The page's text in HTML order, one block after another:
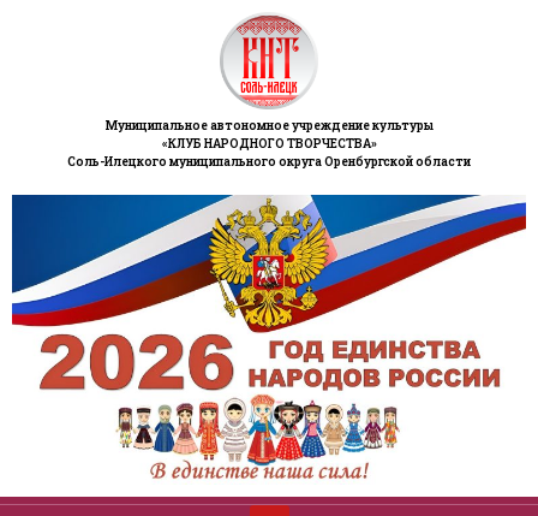
Муниципальное автономное учреждение культуры
«КЛУБ НАРОДНОГО ТВОРЧЕСТВА»
Соль-Илецкого муниципального округа Оренбургской области